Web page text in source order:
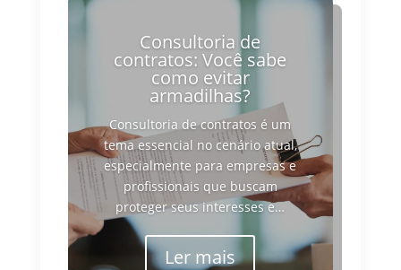
Consultoria de
contratos: Você sabe
como evitar
armadilhas?
Consultoria de contratos é um
tema essencial no cenário atual,
especialmente para empresas e
profissionais que buscam
proteger seus interesses e…
Ler mais